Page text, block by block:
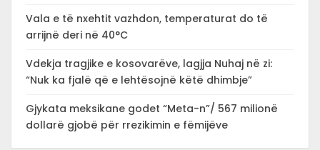
Vala e të nxehtit vazhdon, temperaturat do të
arrijnë deri në 40°C
Vdekja tragjike e kosovarëve, lagjja Nuhaj në zi:
“Nuk ka fjalë që e lehtësojnë këtë dhimbje”
Gjykata meksikane godet “Meta-n”/ 567 milionë
dollarë gjobë për rrezikimin e fëmijëve